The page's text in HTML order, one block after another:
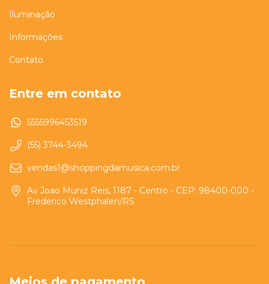
Iluminação
Informações
Contato
Entre em contato
5555996453519
(55) 3744-3494
vendas1@shoppingdamusica.com.br
Av Joao Muniz Reis, 1187 - Centro - CEP: 98400-000 -
Frederico Westphalen/RS